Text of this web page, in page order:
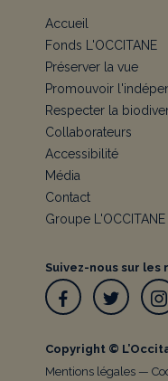
Accueil
Fonds L'OCCITANE
Préserver la vue
Promouvoir
Respecter la
Collaborateurs
Accessibilité
Média
Contact
Groupe L'OCCITANE
Suivez-nous sur les
Copyright ©
Mentions légales —